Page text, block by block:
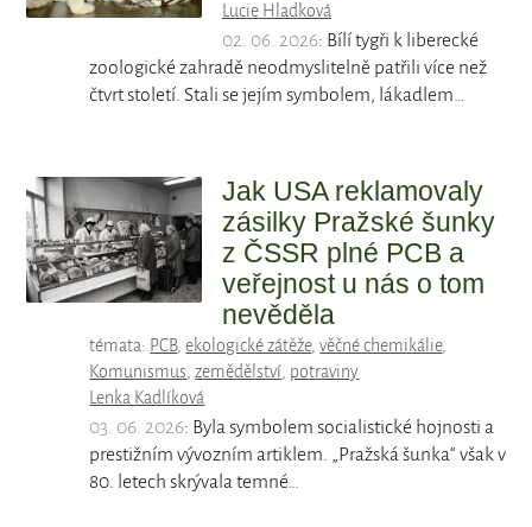
Lucie Hladková
02. 06. 2026: Bílí tygři k liberecké
zoologické zahradě neodmyslitelně patřili více než
čtvrt století. Stali se jejím symbolem, lákadlem…
Jak USA reklamovaly
zásilky Pražské šunky
z ČSSR plné PCB a
veřejnost u nás o tom
nevěděla
témata: PCB,ekologické zátěže,věčné chemikálie,
Komunismus,zemědělství, potraviny
Lenka Kadlíková
03. 06. 2026: Byla symbolem socialistické hojnosti a
prestižním vývozním artiklem. „Pražská šunka“ však v
80. letech skrývala temné…